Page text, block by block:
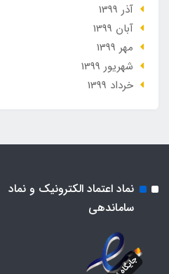
آذر 1399
آبان 1399
مهر 1399
شهریور 1399
خرداد 1399
نماد اعتماد الکترونیک و نماد
ساماندهی